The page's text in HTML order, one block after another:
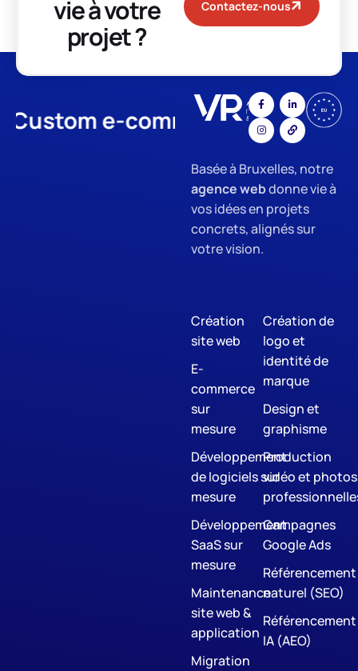
vie à votre
projet ?
Contactez-nous
Custom e-commerce App
Basée à Bruxelles, notre
agence webdonne vie à
vos idées en projets
concrets, alignés sur
votre vision.
Création
site web
E-
commerce
sur
mesure
Développement
de logiciels sur
mesure
Développement
SaaS sur
mesure
Maintenance
site web &
application
Migration
Création de
logo et
identité de
marque
Design et
graphisme
Production
vidéo et photos
Campagnes
Google Ads
Référencement
naturel (SEO)
Référencement
IA (AEO)